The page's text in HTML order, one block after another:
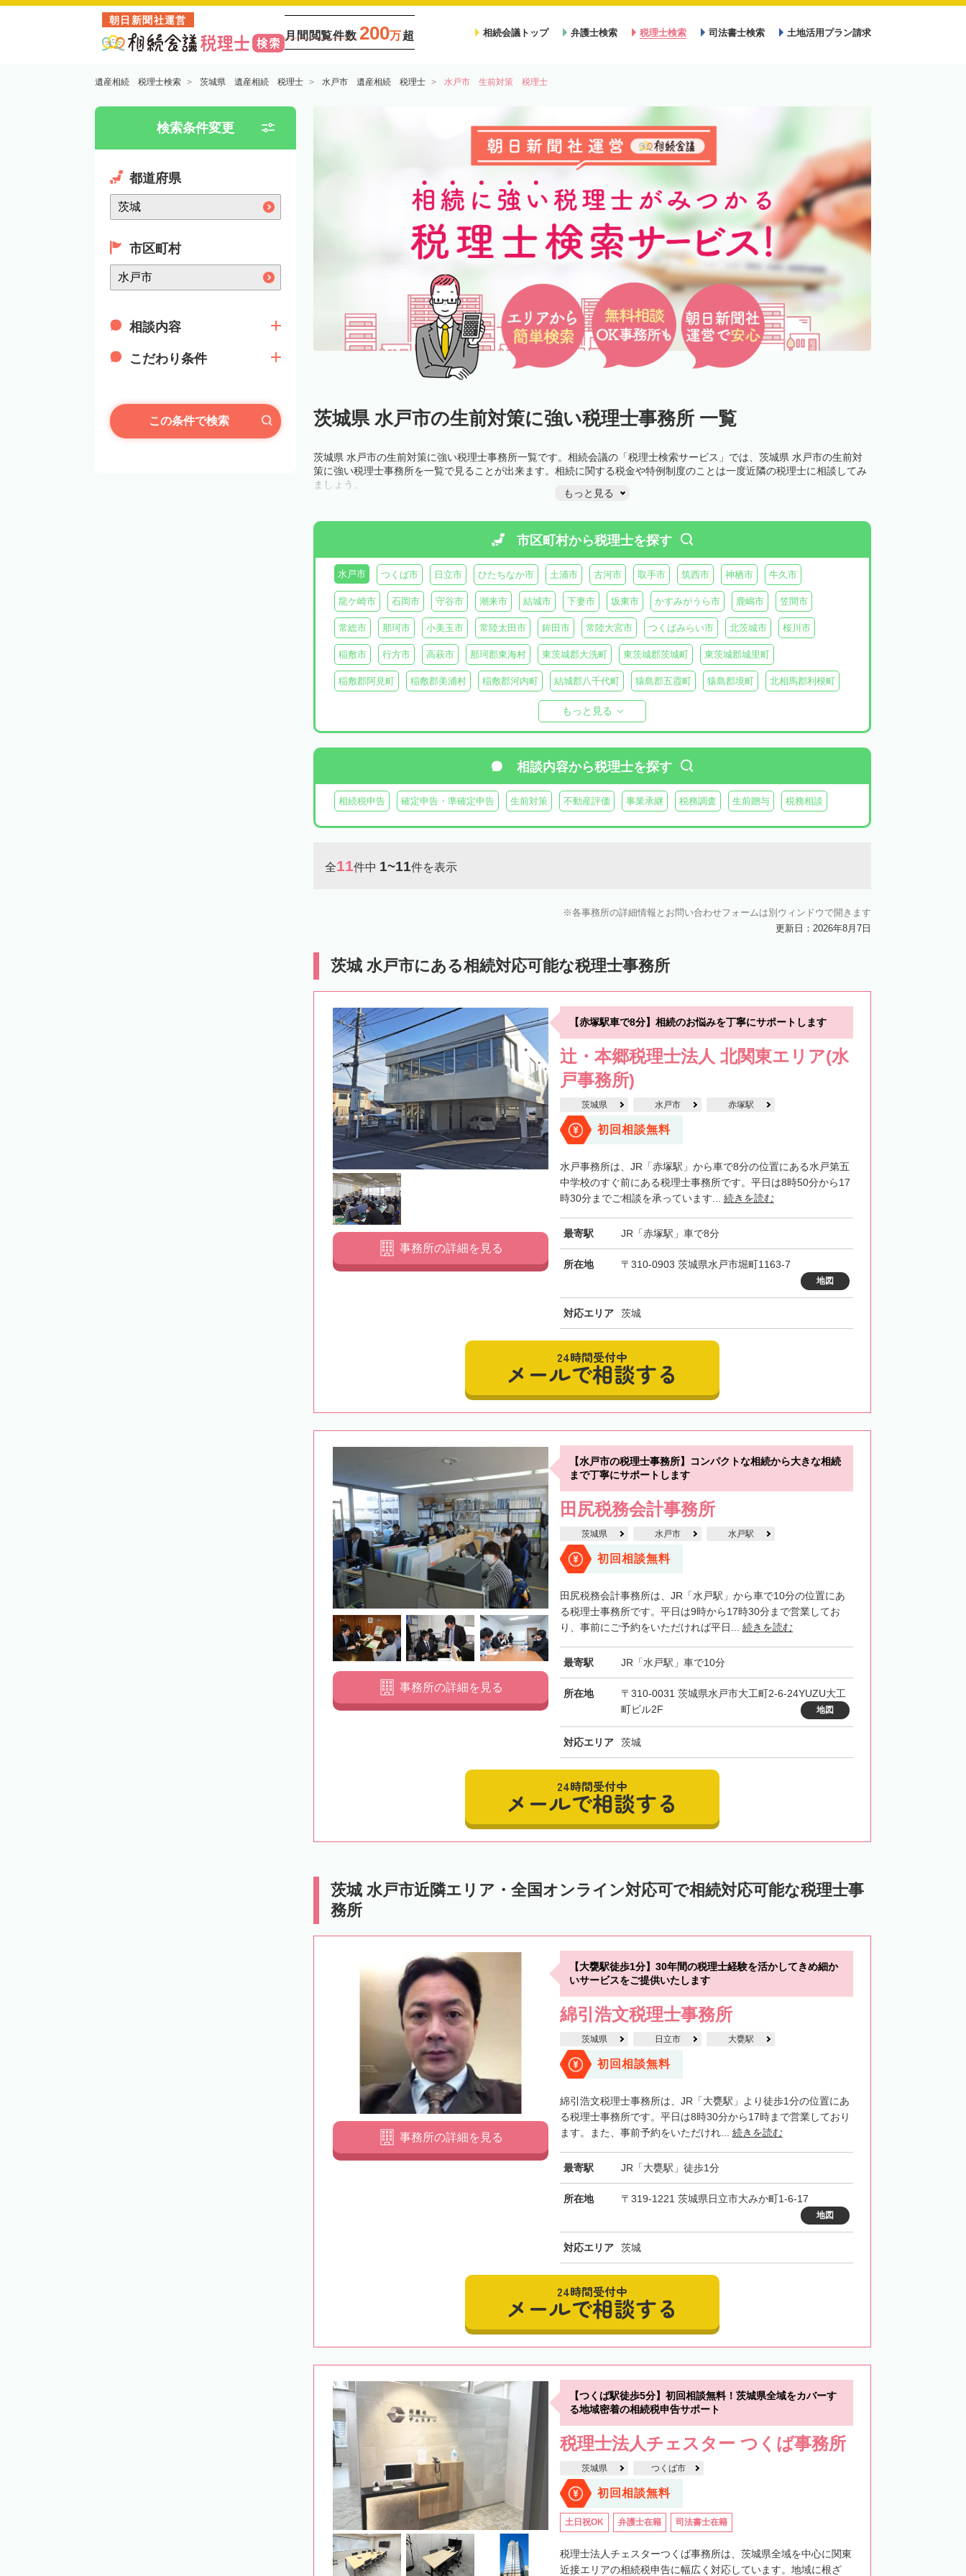
朝日新聞社運営
月間閲覧件数 200万超 相続会議トップ 弁護士検索 税理士検索 司法書士検索 土地活用プラン請求
遺産相続 税理士検索 茨城県 遺産相続 税理士 水戸市 遺産相続 税理士 水戸市 生前対策 税理士
検索条件変更
都道府県
市区町村
相談内容
こだわり条件
この条件で検索 茨城県 水戸市の生前対策に強い税理士事務所 一覧
茨城県 水戸市の生前対策に強い税理士事務所一覧です。相続会議の「税理士検索サービス」では、茨城県 水戸市の生前対
策に強い税理士事務所を一覧で見ることが出来ます。相続に関する税金や特例制度のことは一度近隣の税理士に相談してみ
ましょう。
もっと見る
市区町村から税理士を探す
水戸市 つくば市 日立市 ひたちなか市 土浦市 古河市 取手市 筑西市 神栖市 牛久市
龍ケ崎市 石岡市 守谷市 潮来市 結城市 下妻市 坂東市 かすみがうら市 鹿嶋市 笠間市
常総市 那珂市 小美玉市 常陸太田市 鉾田市 常陸大宮市 つくばみらい市 北茨城市 桜川市
稲敷市 行方市 高萩市 那珂郡東海村 東茨城郡大洗町 東茨城郡茨城町 東茨城郡城里町
稲敷郡阿見町 稲敷郡美浦村 稲敷郡河内町 結城郡八千代町 猿島郡五霞町 猿島郡境町 北相馬郡利根町
もっと見る
相談内容から税理士を探す
相続税申告 確定申告・準確定申告 生前対策 不動産評価 事業承継 税務調査 生前贈与 税務相談
全11件中 1~11件を表示
各事務所の詳細情報とお問い合わせフォームは別ウィンドウで開きます
更新日：2026年8月7日
茨城 水戸市にある相続対応可能な税理士事務所
【赤塚駅車で8分】相続のお悩みを丁寧にサポートします
辻・本郷税理士法人 北関東エリア(水
戸事務所)
茨城県 水戸市 赤塚駅
初回相談無料
水戸事務所は、JR「赤塚駅」から車で8分の位置にある水戸第五
中学校のすぐ前にある税理士事務所です。平日は8時50分から17
時30分までご相談を承っています... 続きを読む
最寄駅 JR「赤塚駅」車で8分
所在地 〒310-0903 茨城県水戸市堀町1163-7
地図
対応エリア 茨城
事務所の詳細を見る
24時間受付中
メールで相談する
【水戸市の税理士事務所】コンパクトな相続から大きな相続
まで丁寧にサポートします
田尻税務会計事務所
茨城県 水戸市 水戸駅
初回相談無料
田尻税務会計事務所は、JR「水戸駅」から車で10分の位置にあ
る税理士事務所です。平日は9時から17時30分まで営業してお
り、事前にご予約をいただければ平日... 続きを読む
最寄駅 JR「水戸駅」車で10分
所在地
〒310-0031 茨城県水戸市大工町2-6-24YUZU大工
町ビル2F
地図
対応エリア 茨城
事務所の詳細を見る
24時間受付中
メールで相談する
茨城 水戸市近隣エリア・全国オンライン対応可で相続対応可能な税理士事
務所
【大甕駅徒歩1分】30年間の税理士経験を活かしてきめ細か
いサービスをご提供いたします
綿引浩文税理士事務所
茨城県 日立市 大甕駅
初回相談無料
綿引浩文税理士事務所は、JR「大甕駅」より徒歩1分の位置にあ
る税理士事務所です。平日は8時30分から17時まで営業しており
ます。また、事前予約をいただけれ... 続きを読む
最寄駅 JR「大甕駅」徒歩1分
所在地 〒319-1221 茨城県日立市大みか町1-6-17
地図
対応エリア 茨城
事務所の詳細を見る
24時間受付中
メールで相談する
【つくば駅徒歩5分】初回相談無料！茨城県全域をカバーす
る地域密着の相続税申告サポート
税理士法人チェスター つくば事務所
茨城県 つくば市
初回相談無料
土日祝OK 弁護士在籍 司法書士在籍
税理士法人チェスターつくば事務所は、茨城県全域を中心に関東
近接エリアの相続税申告に幅広く対応しています。地域に根ざ